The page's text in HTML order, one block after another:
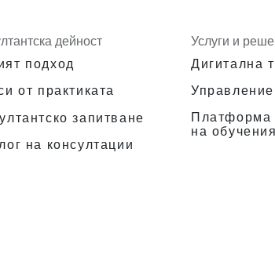
дейност
подход
от практиката
запитване
на консултации
Услуги и
Дигитална
Платформа
на обучения